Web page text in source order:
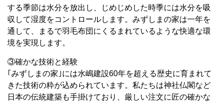
する季節は水分を放出し、じめじめした時季には水分を吸
収して湿度をコントロールします。みずしまの家は一年を
通して、まるで羽毛布団にくるまれているような快適な環
境を実現します。
③確かな技術と経験
｢みずしまの家｣には水嶋建設60年を超える歴史に育まれて
きた技術の粋が込められています。私たちは神社仏閣など
日本の伝統建築も手掛けており、厳しい注文に匠の確かな